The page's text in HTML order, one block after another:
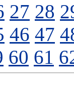
27 28
46 47
60 61